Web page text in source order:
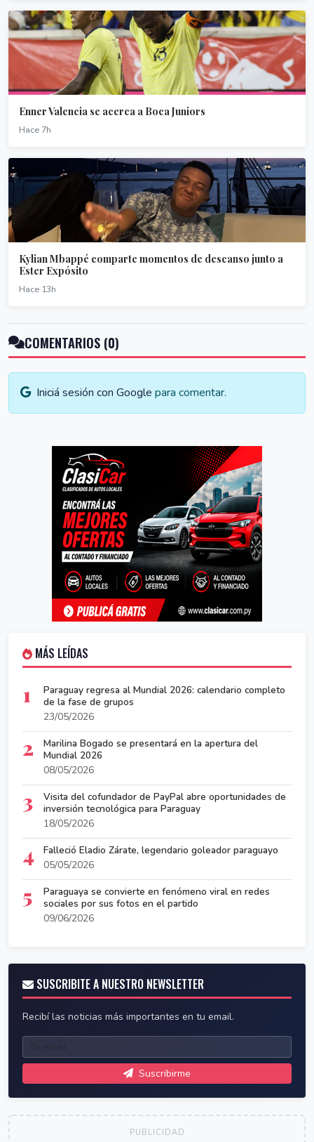
Enner Valencia se acerca a Boca Juniors
Hace 7h
Kylian Mbappé comparte momentos de descanso junto a
Ester Expósito
Hace 13h
COMENTARIOS (0)
Iniciá sesión con Google para comentar.
MÁS LEÍDAS
1
Paraguay regresa al Mundial 2026: calendario completo
de la fase de grupos
23/05/2026
2
Marilina Bogado se presentará en la apertura del
Mundial 2026
08/05/2026
3
Visita del cofundador de PayPal abre oportunidades de
inversión tecnológica para Paraguay
18/05/2026
4
Falleció Eladio Zárate, legendario goleador paraguayo
05/05/2026
5
Paraguaya se convierte en fenómeno viral en redes
sociales por sus fotos en el partido
09/06/2026
SUSCRIBITE A NUESTRO NEWSLETTER
Recibí las noticias más importantes en tu email.
Suscribirme
PUBLICIDAD